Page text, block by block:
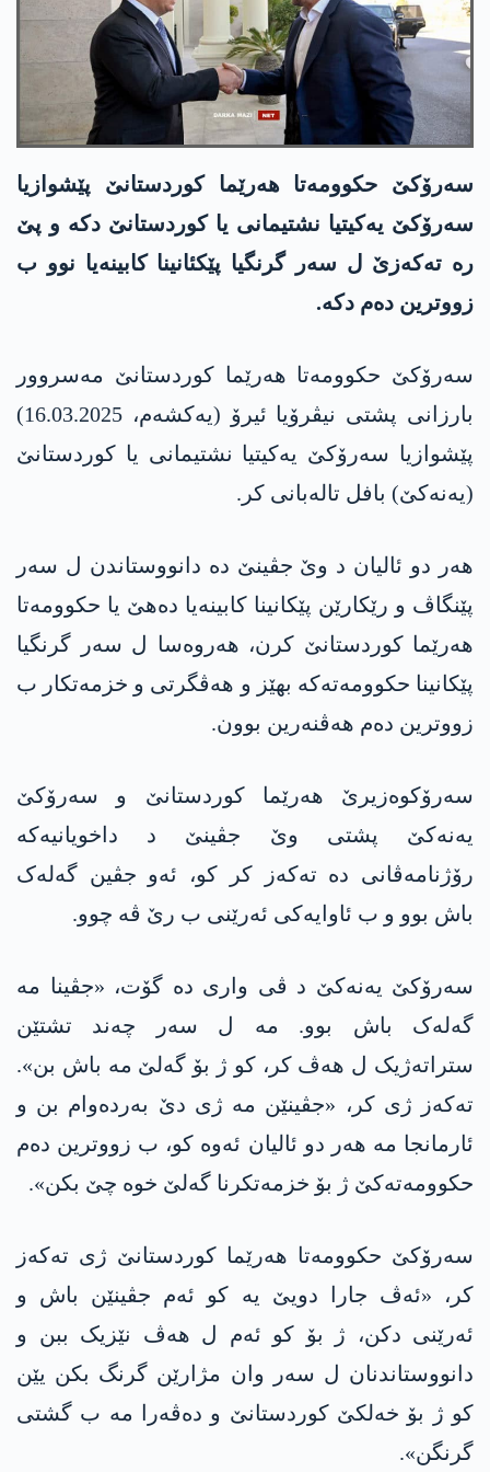
سەرۆکێ حكوومه‌تا هەرێما کوردستانێ پێشوازیا
سەرۆکێ یەکیتیا نشتیمانی یا کوردستانێ دکە و پێ
رە تەکەزێ ل سەر گرنگیا پێکئانینا کابینەیا نوو ب
زووترین دەم دکە.
سەرۆکێ حكوومه‌تا هەرێما کوردستانێ مەسروور
بارزانی پشتی نیڤرۆیا ئیرۆ (یەکشەم، 16.03.2025)
پێشوازیا سەرۆکێ یەکیتیا نشتیمانی یا کوردستانێ
(یه‌نه‌كێ) بافل تالەبانی کر.
هەر دو ئالیان د وێ جڤینێ دە دانووستاندن ل سەر
پێنگاڤ و رێکارێن پێکانینا کابینەیا دەهێ یا حكوومه‌تا
هەرێما کوردستانێ کرن، هەروەسا ل سەر گرنگیا
پێکانینا حكوومه‌تەکە بهێز و هەڤگرتی و خزمەتکار ب
زووترین دەم هەڤنەرین بوون.
سەرۆکوەزیرێ هەرێما کوردستانێ و سەرۆکێ
یه‌نه‌كێ پشتی وێ جڤینێ د داخویانیەکە
رۆژنامەڤانی دە تەکەز کر کو، ئەو جڤین گەلەک
باش بوو و ب ئاوایەکی ئەرێنی ب رێ ڤە چوو.
سەرۆکێ یه‌نه‌كێ د ڤی واری دە گۆت، «جڤینا مە
گەلەک باش بوو. مە ل سەر چەند تشتێن
ستراتەژیک ل هەڤ کر، کو ژ بۆ گەلێ مە باش بن».
تەکەز ژی کر، «جڤینێن مە ژی دێ بەردەوام بن و
ئارمانجا مە هەر دو ئالیان ئەوە کو، ب زووترین دەم
حكوومه‌تەکێ ژ بۆ خزمەتکرنا گەلێ خوە چێ بکن».
سەرۆکێ حكوومه‌تا هەرێما کوردستانێ ژی تەکەز
کر، «ئەڤ جارا دویێ یە کو ئەم جڤینێن باش و
ئەرێنی دکن، ژ بۆ کو ئەم ل هەڤ نێزیک ببن و
دانووستاندنان ل سەر وان مژارێن گرنگ بکن یێن
کو ژ بۆ خەلکێ کوردستانێ و دەڤەرا مە ب گشتی
گرنگن».